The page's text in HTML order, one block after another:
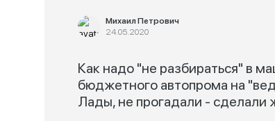
Михаил Петрович
24.05.2020
Как надо "не разбираться" в
бюджетного автопрома на
Лады, не прогадали - сделали